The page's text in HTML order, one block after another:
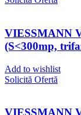
VIESSMANN
(S<300mp,
Add to wishlist
Solicită Ofertă